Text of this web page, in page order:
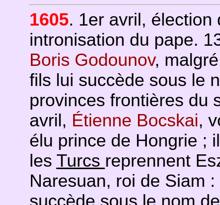
1605. 1er avril, élection
intronisation du pape.
Boris Godounov,
fils lui succède sous le
provinces frontières du
avril, Étienne Bocskai,
élu prince de Hongrie ;
les Turcs reprennent
Naresuan, roi de Siam
succède sous le nom